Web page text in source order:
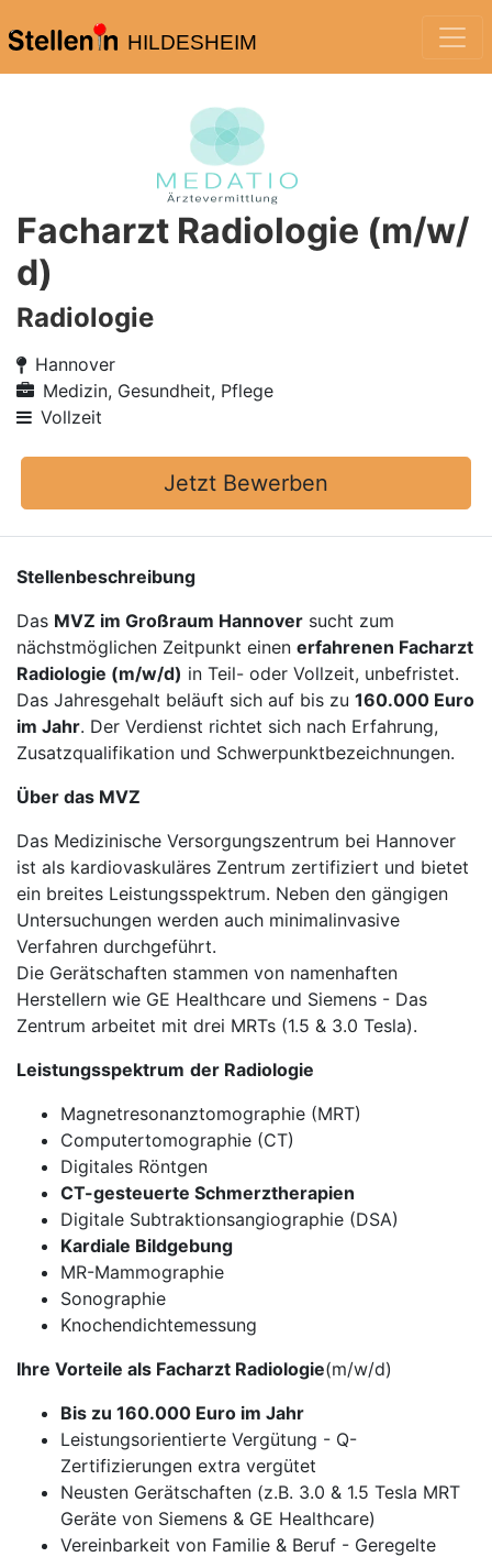
HILDESHEIM
Facharzt Radiologie (m/w/
d)
Radiologie
Hannover
Medizin, Gesundheit, Pflege
Vollzeit
Jetzt Bewerben
Stellenbeschreibung
Das MVZ im Großraum Hannover sucht zum
nächstmöglichen Zeitpunkt einen erfahrenen Facharzt
Radiologie (m/w/d) in Teil- oder Vollzeit, unbefristet.
Das Jahresgehalt beläuft sich auf bis zu 160.000 Euro
im Jahr. Der Verdienst richtet sich nach Erfahrung,
Zusatzqualifikation und Schwerpunktbezeichnungen.
Über das MVZ
Das Medizinische Versorgungszentrum bei Hannover
ist als kardiovaskuläres Zentrum zertifiziert und bietet
ein breites Leistungsspektrum. Neben den gängigen
Untersuchungen werden auch minimalinvasive
Verfahren durchgeführt.
Die Gerätschaften stammen von namenhaften
Herstellern wie GE Healthcare und Siemens - Das
Zentrum arbeitet mit drei MRTs (1.5 & 3.0 Tesla).
Leistungsspektrum der Radiologie
Magnetresonanztomographie (MRT)
Computertomographie (CT)
Digitales Röntgen
CT-gesteuerte Schmerztherapien
Digitale Subtraktionsangiographie (DSA)
Kardiale Bildgebung
MR-Mammographie
Sonographie
Knochendichtemessung
Ihre Vorteile als Facharzt Radiologie(m/w/d)
Bis zu 160.000 Euro im Jahr
Leistungsorientierte Vergütung - Q-
Zertifizierungen extra vergütet
Neusten Gerätschaften (z.B. 3.0 & 1.5 Tesla MRT
Geräte von Siemens & GE Healthcare)
Vereinbarkeit von Familie & Beruf - Geregelte